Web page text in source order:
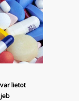
lietot